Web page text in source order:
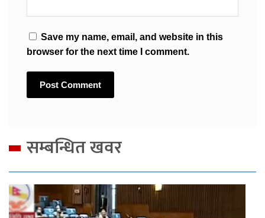
Save my name, email, and website in this
browser for the next time I comment.
सम्बन्धित खवर